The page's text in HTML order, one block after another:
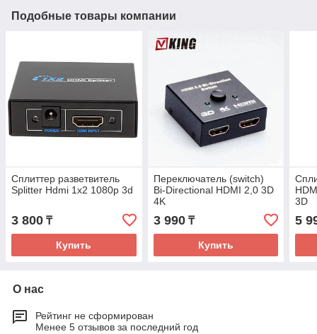
Подобные товары компании
Сплиттер разветвитель
Splitter Hdmi 1x2 1080p 3d
3 800 ₸
Купить
Переключатель (switch)
Bi-Directional HDMI 2,0 3D
4K
3 990₸
Купить
3D
5
О нас
Рейтинг не сформирован
Менее 5 отзывов за последний год